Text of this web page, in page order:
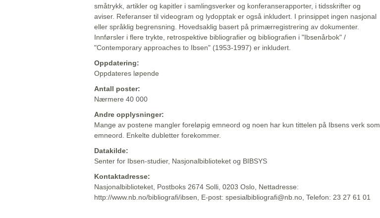
småtrykk, artikler og kapitler i samlingsverker og konferanserapporter, i tidsskrifter og
aviser. Referanser til videogram og lydopptak er også inkludert. I prinsippet ingen nasjonal
eller språklig begrensning. Hovedsaklig basert på primærregistrering av dokumenter.
Innførsler i flere trykte, retrospektive bibliografier og bibliografien i "Ibsenårbok" /
"Contemporary approaches to Ibsen" (1953-1997) er inkludert.
Oppdatering:
Oppdateres løpende
Antall poster:
Nærmere 40 000
Andre opplysninger:
Mange av postene mangler foreløpig emneord og noen har kun tittelen på Ibsens verk som
emneord. Enkelte dubletter forekommer.
Datakilde:
Senter for Ibsen-studier, Nasjonalbiblioteket og BIBSYS
Kontaktadresse:
Nasjonalbiblioteket, Postboks 2674 Solli, 0203 Oslo, Nettadresse:
http://www.nb.no/bibliografi/ibsen, E-post: spesialbibliografi@nb.no, Telefon: 23 27 61 01